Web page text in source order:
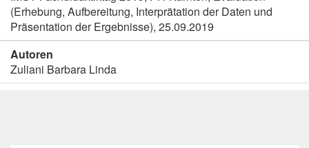
(Erhebung, Aufbereitung, Interprätation der Daten und
Präsentation der Ergebnisse), 25.09.2019
Autoren
Zuliani Barbara Linda